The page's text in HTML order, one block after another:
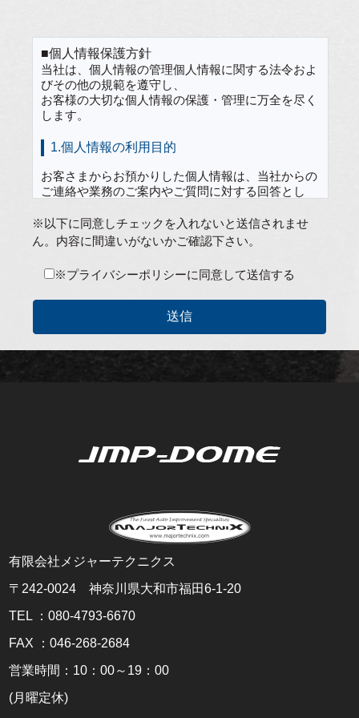
■個人情報保護方針
当社は、個人情報の管理個人情報に関する法令およ
びその他の規範を遵守し、
お客様の大切な個人情報の保護・管理に万全を尽く
します。
1.個人情報の利用目的
お客さまからお預かりした個人情報は、当社からの
ご連絡や業務のご案内やご質問に対する回答とし
上記以外の目的で個人情報を利用する必要があった
同意がいただけない場合は、当該個人情報は利用い
たしません。
2.第三者への提供・開示の禁止
記の場合を除いては、お客様の個人情報を第三者に
提供・開示い たしません。
当社は、利用目的の達成に必要な範囲内において、
個人データの取扱いの全部又は一部を委託する場合
は、個人情報の厳重な管理を徹底するよう契約によ
り義務付け、これを実施させるなど、適切な監督を
お客様の個人情報の取り扱いに関するお問合せは、
下記までご連絡くださいますよう、お願い申し上げ
ます。
2023年5月1日 有限会社メジャーテクニクス
※以下に同意しチェックを入れないと送信されませ
ん。内容に間違いがないかご確認下さい。
※プライバシーポリシーに同意して送信する
有限会社メジャーテクニクス
〒242-0024 神奈川県大和市福田6-1-20
TEL ：080-4793-6670
FAX ：046-268-2684
営業時間：10：00～19：00
(月曜定休)